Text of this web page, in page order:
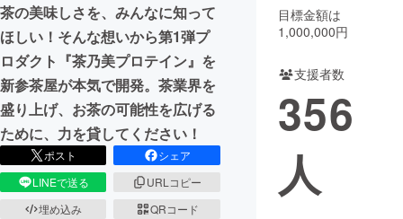
CAMPFIREふるさと納税machi-ya コミュニティ
茶の美味しさを、みんなに知って
ほしい！そんな想いから第1弾プ
ロダクト『茶乃美プロテイン』を
新参茶屋が本気で開発。茶業界を
盛り上げ、お茶の可能性を広げる
ために、力を貸してください！
ポスト
シェア
LINEで送る
URLコピー
埋め込み
QRコード
目標金額は
1,000,000円
支援者数
356
人